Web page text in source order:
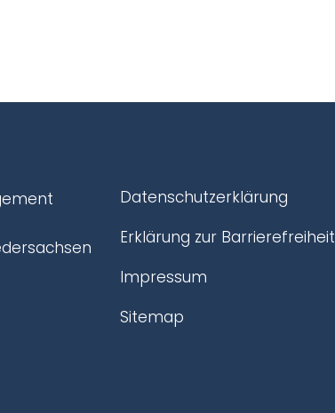
Datenschutzerklärung
Erklärung zur Barrierefreiheit
Impressum
Sitemap